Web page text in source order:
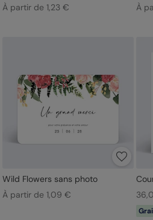
À partir de 1,23 €
À
Wild Flowers sans photo
À partir de 1,09 €